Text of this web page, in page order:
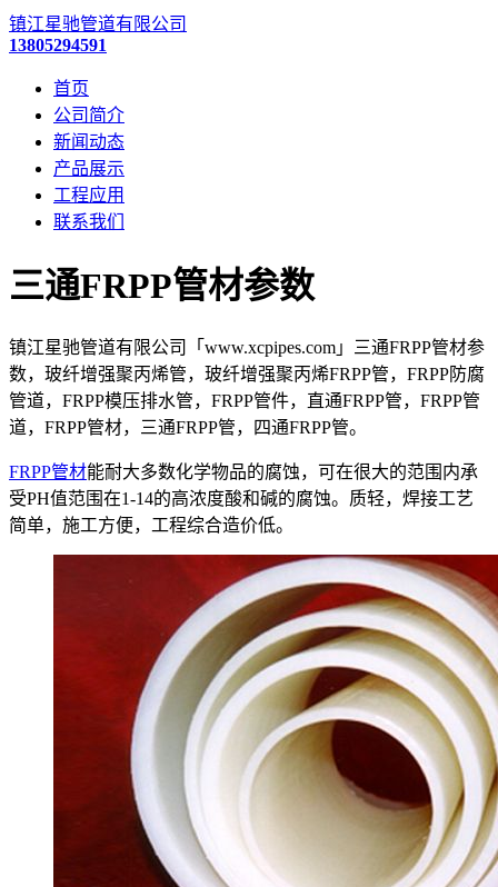
镇江星驰管道有限公司
13805294591
首页
公司简介
新闻动态
产品展示
工程应用
联系我们
三通FRPP管材参数
镇江星驰管道有限公司「www.xcpipes.com」三通FRPP管材参
数，玻纤增强聚丙烯管，玻纤增强聚丙烯FRPP管，FRPP防腐
管道，FRPP模压排水管，FRPP管件，直通FRPP管，FRPP管
道，FRPP管材，三通FRPP管，四通FRPP管。
FRPP管材能耐大多数化学物品的腐蚀，可在很大的范围内承
受PH值范围在1-14的高浓度酸和碱的腐蚀。质轻，焊接工艺
简单，施工方便，工程综合造价低。